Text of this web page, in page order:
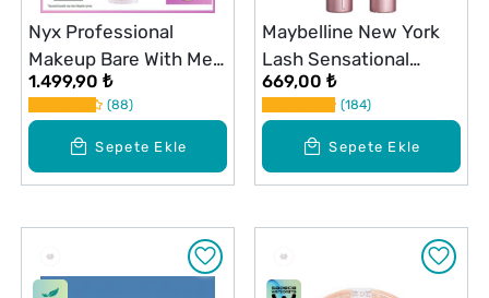
Sepete Ekle
Nyx Professional
Makeup Bare With Me
Kapatıcı Serum 01 Fair
1.499,90 ₺
88
Sepete Ekle
Maybelline New York
Lash Sensational
Maskara Sky High
669,00 ₺
184